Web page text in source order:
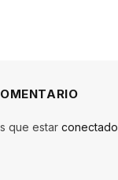
que estar conectado